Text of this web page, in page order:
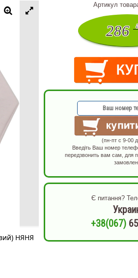
НЯНЯ
Артикул
286
(пн-пт с 9-00
Введіть Ваш номер
передзвонить вам сам, для
Є питання?
+38(067)